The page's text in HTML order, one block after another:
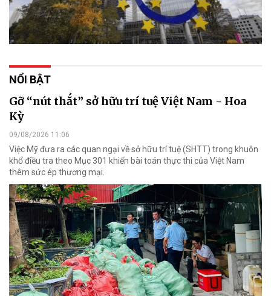
NỔI BẬT
Gỡ “nút thắt” sở hữu trí tuệ Việt Nam - Hoa
Kỳ
09/08/2026 11:06
Việc Mỹ đưa ra các quan ngại về sở hữu trí tuệ (SHTT) trong khuôn
khổ điều tra theo Mục 301 khiến bài toán thực thi của Việt Nam
thêm sức ép thương mại.